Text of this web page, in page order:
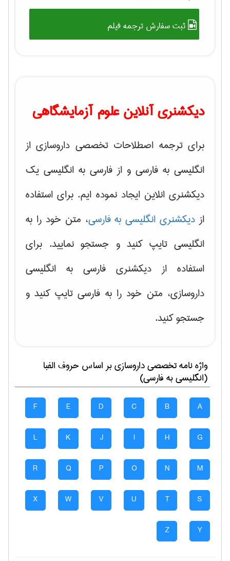
ثبت سفارش ترجمه فیلم
دیکشنری آنلاین علوم آزمایشگاهی
برای ترجمه اصطلاحات تخصصی داروسازی از
انگلیسی به فارسی و از فارسی به انگلیسی یک
دیکشنری انلاین ایجاد نموده ایم. برای استفاده
از دیکشنری انگلیسی به فارسی، متن خود را به
انگلیسی تایپ کنید و جستجو نمایید. برای
استفاده از دیکشنری فارسی به انگلیسی
داروسازی، متن خود را به فارسی تایپ کنید و
جستجو کنید.
واژه نامه تخصصیداروسازیبر اساس حروف الفبا
(انگلیسی به فارسی)
A
B
C
D
E
F
G
H
I
J
K
L
M
N
O
P
Q
R
S
T
U
V
W
X
Y
Z